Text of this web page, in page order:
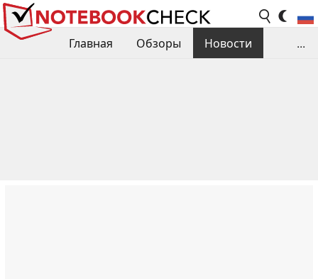
Главная Обзоры
Новости
...